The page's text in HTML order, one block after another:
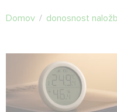
Domov / donosnost